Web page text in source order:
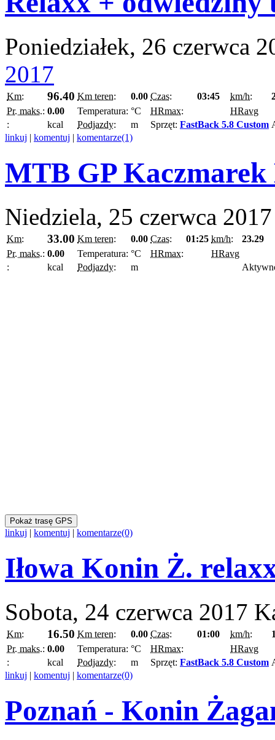
Poniedziałek, 26 czerwca
2017
Km: 96.40 Km teren: 0.00 Czas: 03:45 km/h:
Pr. maks.: 0.00 Temperatura: °C HRmax:
HRavg
:
kcal Podjazdy: m Sprzęt: FastBack 5.8 Custom
linkuj | komentuj | komentarze(1)
MTB GP
Niedziela, 25 czerwca 2017
Km: 33.00 Km teren: 0.00 Czas: 01:25 km/h:
23.29
Pr. maks.: 0.00 Temperatura: °C HRmax:
HRavg
:
kcal Podjazdy: m
Pokaż trasę GPS
linkuj | komentuj | komentarze(0)
Iłowa Konin Ż.
Sobota, 24 czerwca 2017
Km: 16.50 Km teren: 0.00 Czas: 01:00 km/h:
Pr. maks.: 0.00 Temperatura: °C HRmax:
HRavg
:
kcal Podjazdy: m Sprzęt: FastBack 5.8 Custom
linkuj | komentuj | komentarze(0)
Poznań - Konin